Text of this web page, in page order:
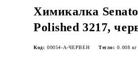
Химикалка
Polished 3217,
Код: 00054-А-ЧЕРВЕН Тегло: 0.008 кг